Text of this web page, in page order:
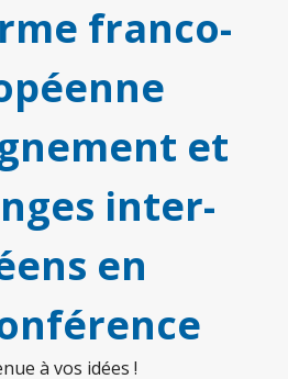
franco-
et
inter-
en
à vos idées !